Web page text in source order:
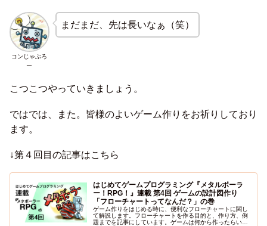
コンじゃぶろ
ー
まだまだ、先は長いなぁ（笑）
こつこつやっていきましょう。
ではでは、また。皆様のよいゲーム作りをお祈りしており
ます。
↓第４回目の記事はこちら
はじめてゲームプログラミング『メタルボーラ
ー！RPG！』連載 第4回 ゲームの設計図作り
「フローチャートってなんだ？」の巻
ゲーム作りをはじめる時に、便利なフローチャートに関し
て解説します。フローチャートを作る目的と、作り方、例
題までを記事にしています。ゲームは何から作ったらいい